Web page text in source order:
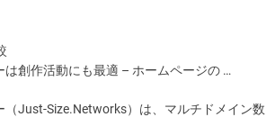
は創作活動にも最適 – ホームページの …
（Just-Size.Networks）は、マルチドメイン数